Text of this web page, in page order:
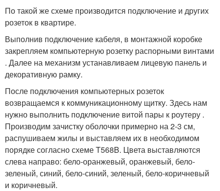
По такой же схеме производится подключение и других
розеток в квартире.
Выполнив подключение кабеля, в монтажной коробке
закрепляем компьютерную розетку распорными винтами
. Далее на механизм устанавливаем лицевую панель и
декоративную рамку.
После подключения компьютерных розеток
возвращаемся к коммуникационному щитку. Здесь нам
нужно выполнить подключение витой пары к роутеру .
Производим зачистку оболочки примерно на 2-3 см,
распушиваем жилы и выставляем их в необходимом
порядке согласно схеме T568B. Цвета выставляются
слева направо: бело-оранжевый, оранжевый, бело-
зеленый, синий, бело-синий, зеленый, бело-коричневый
и коричневый.